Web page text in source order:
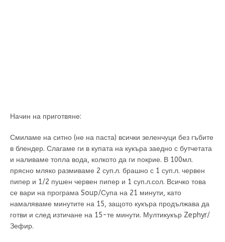
Начин на приготвяне:
Смиламе на ситно (не на паста) всички зеленчуци без гъбите
в блендер. Слагаме ги в купата на кукъра заедно с бутчетата
и наливаме топла вода, колкото да ги покрие. В 100мл.
прясно мляко размиваме 2 суп.л. брашно с 1 суп.л. червен
пипер и 1/2 пушен червен пипер и 1 суп.л.сол. Всичко това
се вари на програма Soup/Супа на 21 минути, като
намаляваме минутите на 15, защото кукъра продължава да
готви и след изтичане на 15-те минути. Мултикукър Zephyr/
Зефир.